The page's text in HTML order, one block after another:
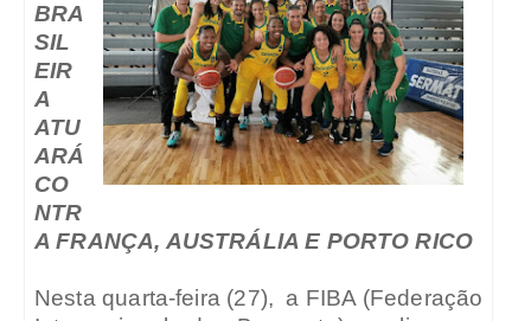
BRA
SIL
EIR
A
ATU
ARÁ
CO
NTR
A FRANÇA, AUSTRÁLIA E PORTO RICO
Nesta quarta-feira (27), a FIBA (Federação